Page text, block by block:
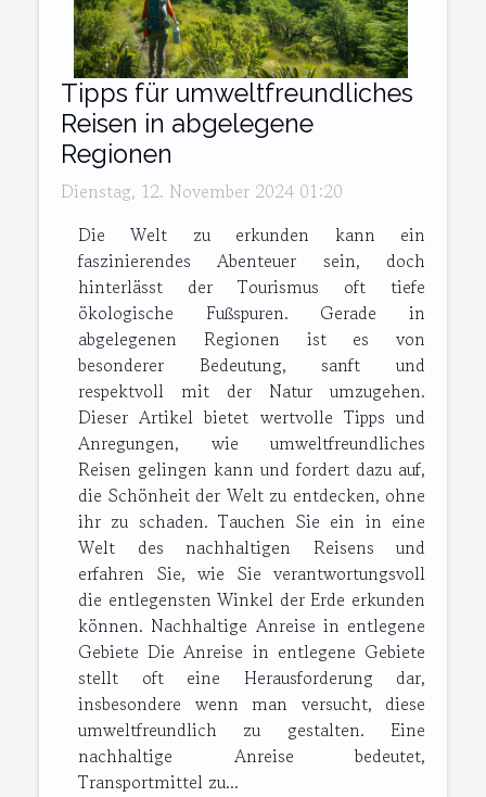
Tipps für umweltfreundliches
Reisen in abgelegene
Regionen
Dienstag, 12. November 2024 01:20
Die Welt zu erkunden kann ein
faszinierendes Abenteuer sein, doch
hinterlässt der Tourismus oft tiefe
ökologische Fußspuren. Gerade in
abgelegenen Regionen ist es von
besonderer Bedeutung, sanft und
respektvoll mit der Natur umzugehen.
Dieser Artikel bietet wertvolle Tipps und
Anregungen, wie umweltfreundliches
Reisen gelingen kann und fordert dazu auf,
die Schönheit der Welt zu entdecken, ohne
ihr zu schaden. Tauchen Sie ein in eine
Welt des nachhaltigen Reisens und
erfahren Sie, wie Sie verantwortungsvoll
die entlegensten Winkel der Erde erkunden
können. Nachhaltige Anreise in entlegene
Gebiete Die Anreise in entlegene Gebiete
stellt oft eine Herausforderung dar,
insbesondere wenn man versucht, diese
umweltfreundlich zu gestalten. Eine
nachhaltige Anreise bedeutet,
Transportmittel zu...